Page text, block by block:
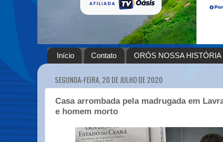
Início Contato ORÓS NOSSA HISTÓRIA
SEGUNDA-FEIRA, 20 DE JULHO DE 2020
Casa arrombada pela madrugada em
e homem morto